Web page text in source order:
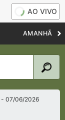
AO VIVO
AMANHÃ
- 07/06/2026